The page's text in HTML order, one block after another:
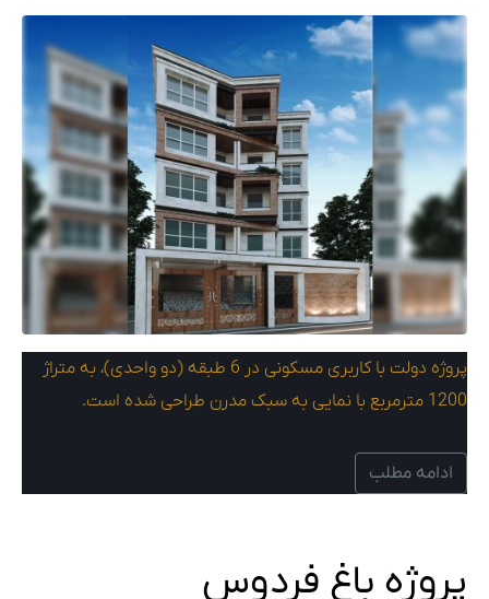
پروژه دولت با کاربری مسکونی در 6 طبقه (دو واحدی)، به متراژ
1200 مترمربع با نمایی به سبک مدرن طراحی شده است.
ادامه مطلب
پروژه باغ فردوس